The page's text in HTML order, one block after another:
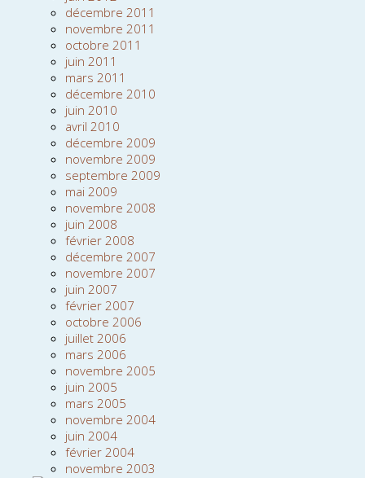
décembre 2011
novembre 2011
octobre 2011
juin 2011
mars 2011
décembre 2010
juin 2010
avril 2010
décembre 2009
novembre 2009
septembre 2009
mai 2009
novembre 2008
juin 2008
février 2008
décembre 2007
novembre 2007
juin 2007
février 2007
octobre 2006
juillet 2006
mars 2006
novembre 2005
juin 2005
mars 2005
novembre 2004
juin 2004
février 2004
novembre 2003